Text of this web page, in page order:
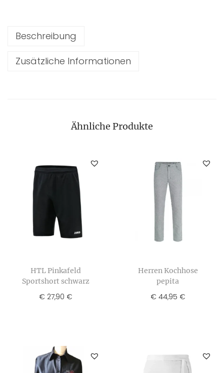
Beschreibung
Zusätzliche Informationen
Ähnliche Produkte
HTL Pinkafeld
Sportshort schwarz
€ 27,90 €
Herren Kochhose
pepita
€ 44,95 €